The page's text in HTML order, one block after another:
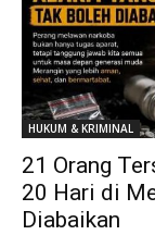
HUKUM & KRIMINAL
21 Orang
20 Hari di
Diabaikan